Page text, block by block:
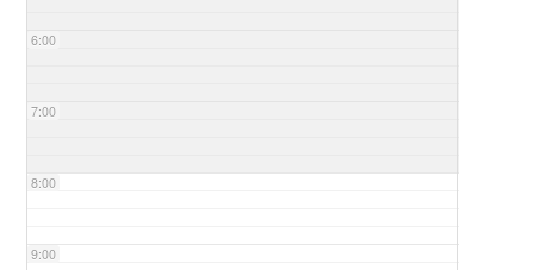
6:00
7:00
8:00
9:00